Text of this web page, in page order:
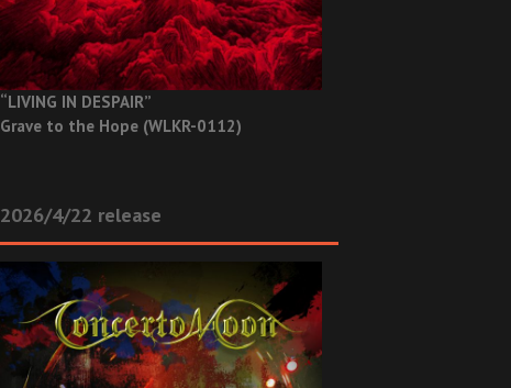
“LIVING IN DESPAIR”
Grave to the Hope (WLKR-0112)
2026/4/22 release